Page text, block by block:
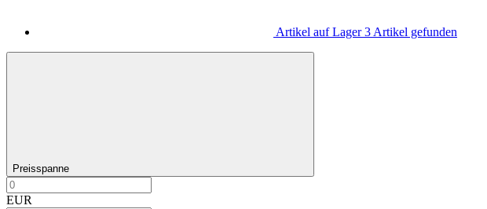
Artikel auf Lager3 Artikel gefunden
Preisspanne
EUR